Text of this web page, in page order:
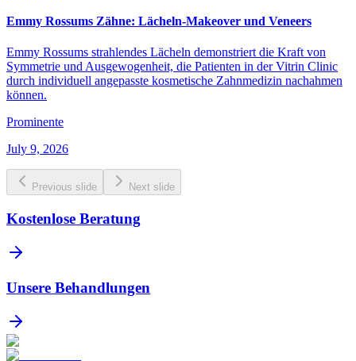
Emmy Rossums Zähne: Lächeln-Makeover und Veneers
Emmy Rossums strahlendes Lächeln demonstriert die Kraft von
Symmetrie und Ausgewogenheit, die Patienten in der Vitrin Clinic
durch individuell angepasste kosmetische Zahnmedizin nachahmen
können.
Prominente
July 9, 2026
Previous slide Next slide
Kostenlose Beratung
Unsere Behandlungen